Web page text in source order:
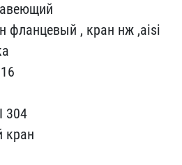
фланцевый , кран нж ​,aisi
304
кран